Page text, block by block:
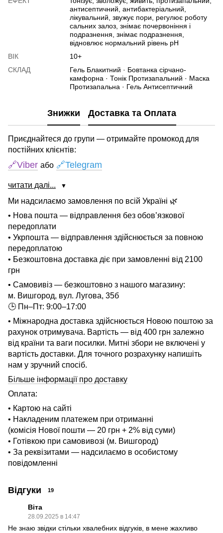
антисептичний, антибактеріальний,
лікувальний, звужує пори, регулює роботу
сальних залоз, знімає почервоніння і
подразнення, знімає подразнення,
відновлює нормальний рівень рН
ВІК
10+
СКЛАД
Гель Блакитний · Бовтанка сірчано-
камфорна · Тонік Протизапальний · Маска
Протизапальна · Гель Антисептичний
Знижки Доставка та Оплата
Приєднайтеся до групи — отримайте промокод для
постійних клієнтів:
🔗Viber або 🔗Telegram
читати далі... ▼
Ми надсилаємо замовлення по всій Україні 🌿
• Нова пошта — відправлення без обов’язкової
передоплати
• Укрпошта — відправлення здійснюється за повною
передоплатою
• Безкоштовна доставка діє при замовленні від 2100
грн
• Самовивіз — безкоштовно з нашого магазину:
м. Вишгород, вул. Лугова, 35б
🕒 Пн–Пт: 9:00–17:00
• Міжнародна доставка здійснюється Новою поштою за
рахунок отримувача. Вартість — від 400 грн залежно
від країни та ваги посилки. Митні збори не включені у
вартість доставки. Для точного розрахунку напишіть
нам у зручний спосіб.
Більше інформації про доставку
Оплата:
• Картою на сайті
• Накладеним платежем при отриманні
(комісія Нової пошти — 20 грн + 2% від суми)
• Готівкою при самовивозі (м. Вишгород)
• За реквізитами — надсилаємо в особистому
повідомленні
Відгуки 19
Віта
28.09.2025 в 14:47
Не знаю звідки стільки хвалебних відгуків, в мене жахливо